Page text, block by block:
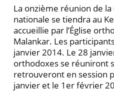
La onzième réunion de
nationale se tiendra au
accueillie par l’Église
Malankar. Les
janvier 2014. Le 28
orthodoxes se réuniront
retrouveront en session
janvier et le 1er février